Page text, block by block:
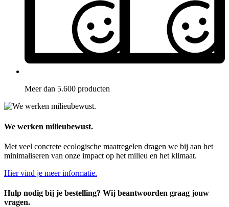
Meer dan 5.600 producten
We werken milieubewust.
Met veel concrete ecologische maatregelen dragen we bij aan het
minimaliseren van onze impact op het milieu en het klimaat.
Hier vind je meer informatie.
Hulp nodig bij je bestelling? Wij beantwoorden graag jouw
vragen.